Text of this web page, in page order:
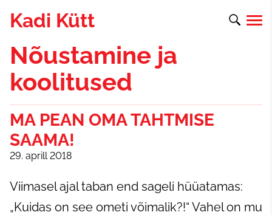
Kadi Kütt
Nõustamine ja
koolitused
MA PEAN OMA TAHTMISE
SAAMA!
29. aprill 2018
Viimasel ajal taban end sageli hüüatamas:
„Kuidas on see ometi võimalik?!“ Vahel on mu